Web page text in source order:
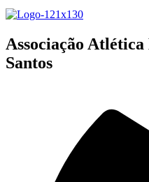
Associação
Santos